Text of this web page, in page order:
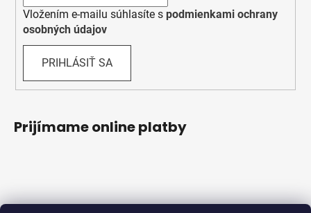
Vložením e-mailu súhlasíte s podmienkami ochrany
osobných údajov
PRIHLÁSIŤ SA
Prijímame online platby